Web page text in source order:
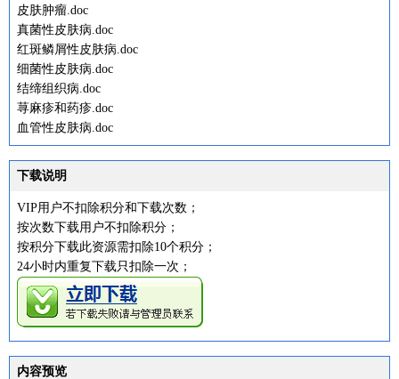
皮肤肿瘤.doc
真菌性皮肤病.doc
红斑鳞屑性皮肤病.doc
细菌性皮肤病.doc
结缔组织病.doc
荨麻疹和药疹.doc
血管性皮肤病.doc
下载说明
VIP用户不扣除积分和下载次数；
按次数下载用户不扣除积分；
按积分下载此资源需扣除10个积分；
24小时内重复下载只扣除一次；
内容预览